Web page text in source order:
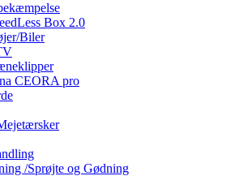
Box 2.0
Biler
CEORA pro
/Sprøjte og Gødning